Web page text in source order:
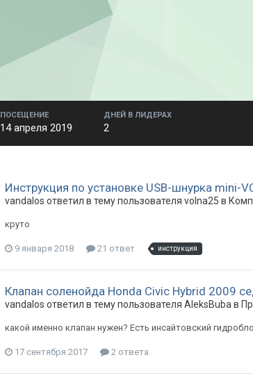
ПОСЕЩЕНИЕ
14 апреля 2019
ДНЕЙ В ЛИДЕРАХ
2
Инструкция по установке USB-шнурка
vandalos ответил в тему пользователя volna25 в
круто
9 января 2018 21 ответ инструкция
Клапан соленойда Honda Civic Hybrid 2009
vandalos ответил в тему пользователя AleksBuba в
какой именно клапан нужен? Есть инсайтовский
17 сентября 2017 2 ответа